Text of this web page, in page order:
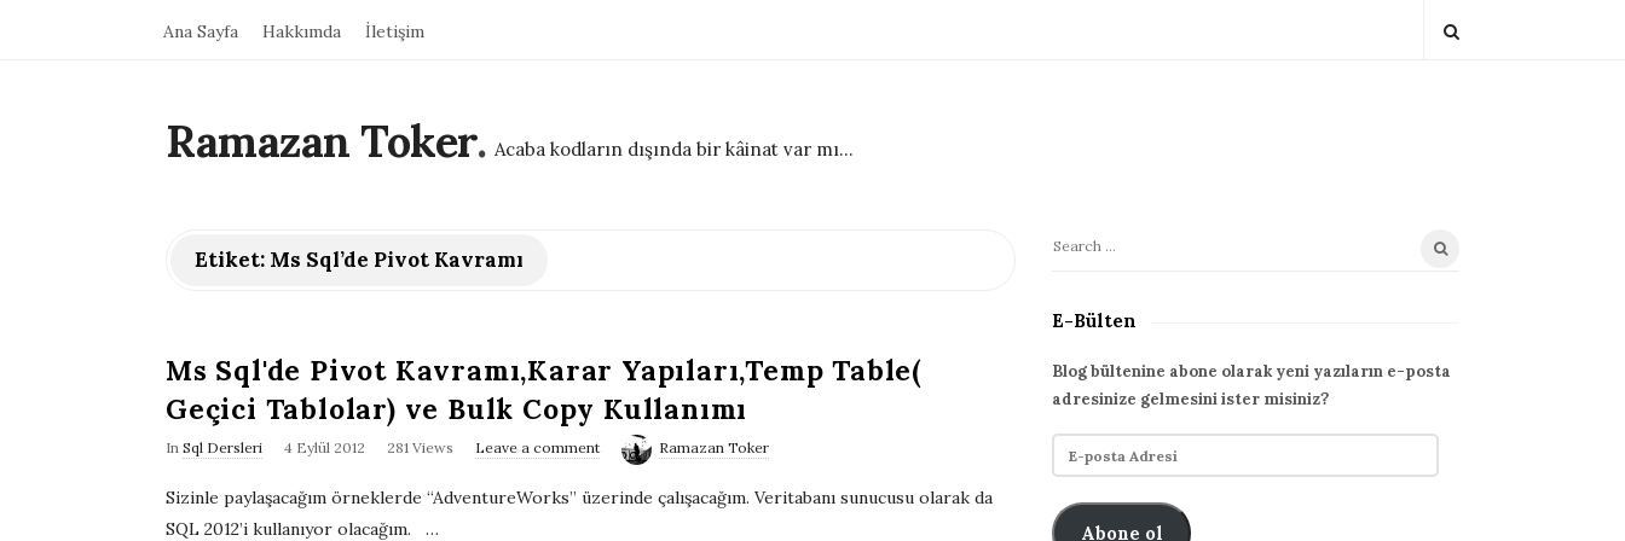
Ana Sayfa Hakkımda İletişim
Ramazan Toker. Acaba kodların dışında bir kâinat var mı...
Etiket: Ms Sql’de Pivot Kavramı
Ms Sql'de Pivot Kavramı,Karar Yapıları,Temp Table(
Geçici Tablolar) ve Bulk Copy Kullanımı
In Sql Dersleri
P
4 Eylül 2012 281 Views Leave a comment Ramazan Toker
Sizinle paylaşacağım örneklerde “AdventureWorks” üzerinde çalışacağım. Veritabanı sunucusu olarak da
SQL 2012’i kullanıyor olacağım.
…
S
t
S
i
d
e
b
S
a
c
h
r
E-Bülten
Blog bültenine abone olarak yeni yazıların e-posta
adresinize gelmesini ister misiniz?
E
-
o
Abone ol